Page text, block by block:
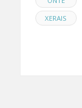
XERAIS